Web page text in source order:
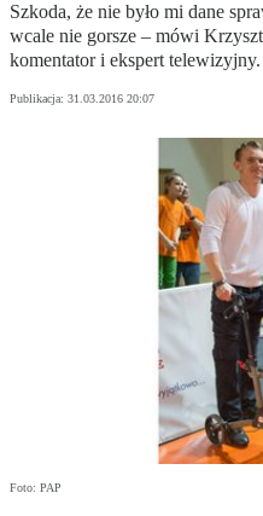
Szkoda, że nie było mi dane
wcale nie gorsze – mówi
komentator i ekspert telewizyjny.
Publikacja: 31.03.2016 20:07
Foto: PAP